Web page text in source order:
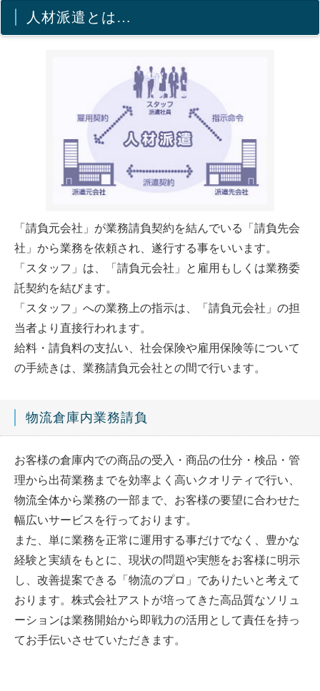
人材派遣とは…
「請負元会社」が業務請負契約を結んでいる「請負先会
社」から業務を依頼され、遂行する事をいいます。
「スタッフ」は、「請負元会社」と雇用もしくは業務委
託契約を結びます。
「スタッフ」への業務上の指示は、「請負元会社」の担
当者より直接行われます。
給料・請負料の支払い、社会保険や雇用保険等について
の手続きは、業務請負元会社との間で行います。
物流倉庫内業務請負
お客様の倉庫内での商品の受入・商品の仕分・検品・管
理から出荷業務までを効率よく高いクオリティで行い、
物流全体から業務の一部まで、お客様の要望に合わせた
幅広いサービスを行っております。
また、単に業務を正常に運用する事だけでなく、豊かな
経験と実績をもとに、現状の問題や実態をお客様に明示
し、改善提案できる「物流のプロ」でありたいと考えて
おります。株式会社アストが培ってきた高品質なソリュ
ーションは業務開始から即戦力の活用として責任を持っ
てお手伝いさせていただきます。